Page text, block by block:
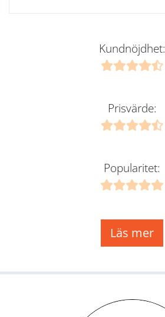
Kundnöjdhet:
Prisvärde:
Popularitet:
Läs mer